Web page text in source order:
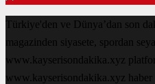
Türkiye'den ve Dünya’dan son
magazinden siyasete, spordan
www.kayserisondakika.xyz
www.kayserisondakika.xyz